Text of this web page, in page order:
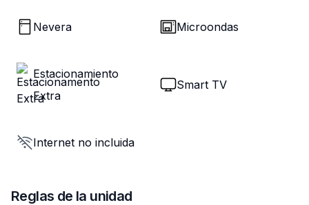
Nevera Microondas
Estacionamiento
Extra
Smart TV
Internet no incluida
Reglas de la unidad